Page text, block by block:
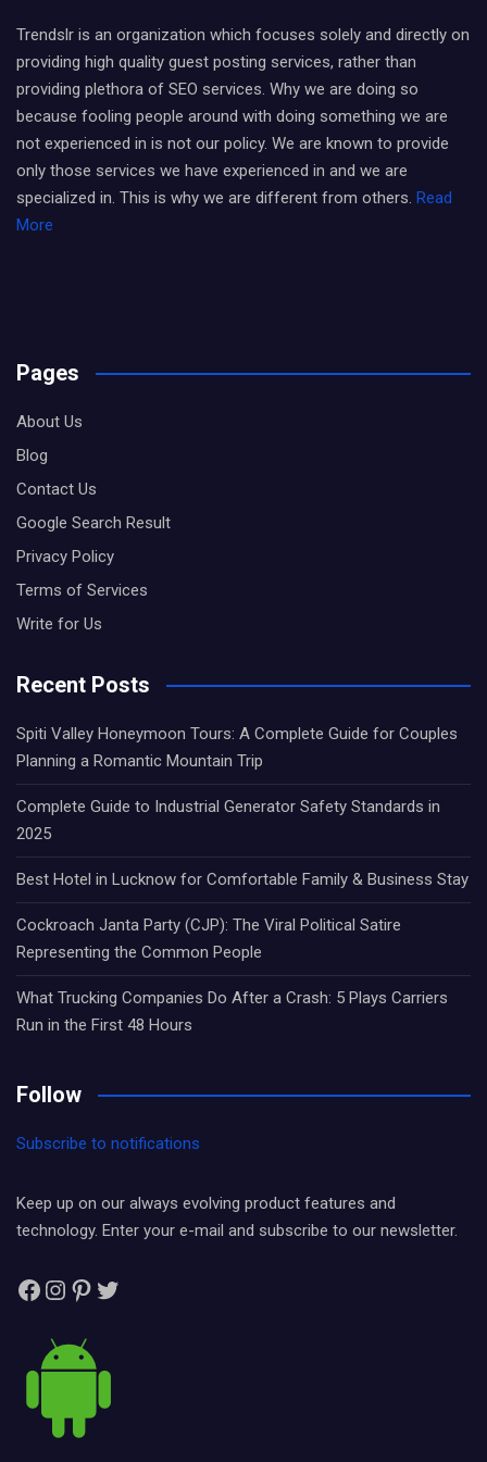
Trendslr is an organization which focuses solely and directly on
providing high quality guest posting services, rather than
providing plethora of SEO services. Why we are doing so
because fooling people around with doing something we are
not experienced in is not our policy. We are known to provide
only those services we have experienced in and we are
specialized in. This is why we are different from others. Read
More
Pages
About Us
Blog
Contact Us
Google Search Result
Privacy Policy
Terms of Services
Write for Us
Recent Posts
Spiti Valley Honeymoon Tours: A Complete Guide for Couples
Planning a Romantic Mountain Trip
Complete Guide to Industrial Generator Safety Standards in
2025
Best Hotel in Lucknow for Comfortable Family & Business Stay
Cockroach Janta Party (CJP): The Viral Political Satire
Representing the Common People
What Trucking Companies Do After a Crash: 5 Plays Carriers
Run in the First 48 Hours
Follow
Subscribe to notifications
Keep up on our always evolving product features and
technology. Enter your e-mail and subscribe to our newsletter.
Facebook
Instagram
Pinterest
Twitter